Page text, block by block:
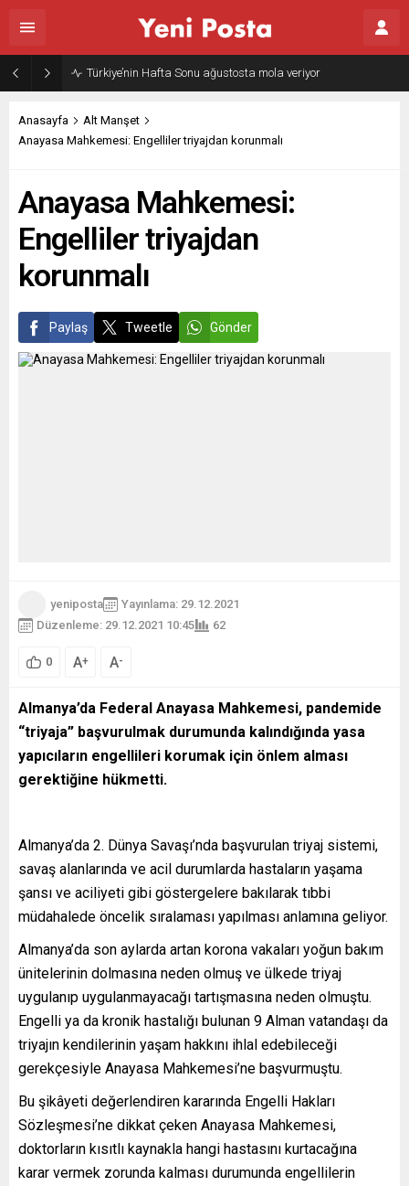
Türkiye’nin Hafta Sonu ağustosta mola veriyor
Anasayfa
Alt Manşet
Anayasa Mahkemesi: Engelliler triyajdan korunmalı
Anayasa Mahkemesi:
Engelliler triyajdan
korunmalı
Paylaş Tweetle Gönder
yeniposta
Yayınlama: 29.12.2021
Düzenleme: 29.12.2021 10:45
62
0 A+ A-
Almanya’da Federal Anayasa Mahkemesi, pandemide
“triyaja” başvurulmak durumunda kalındığında yasa
yapıcıların engellileri korumak için önlem alması
gerektiğine hükmetti.
Almanya’da 2. Dünya Savaşı’nda başvurulan triyaj sistemi,
savaş alanlarında ve acil durumlarda hastaların yaşama
şansı ve aciliyeti gibi göstergelere bakılarak tıbbi
müdahalede öncelik sıralaması yapılması anlamına geliyor.
Almanya’da son aylarda artan korona vakaları yoğun bakım
ünitelerinin dolmasına neden olmuş ve ülkede triyaj
uygulanıp uygulanmayacağı tartışmasına neden olmuştu.
Engelli ya da kronik hastalığı bulunan 9 Alman vatandaşı da
triyajın kendilerinin yaşam hakkını ihlal edebileceği
gerekçesiyle Anayasa Mahkemesi’ne başvurmuştu.
Bu şikâyeti değerlendiren kararında Engelli Hakları
Sözleşmesi’ne dikkat çeken Anayasa Mahkemesi,
doktorların kısıtlı kaynakla hangi hastasını kurtacağına
karar vermek zorunda kalması durumunda engellilerin